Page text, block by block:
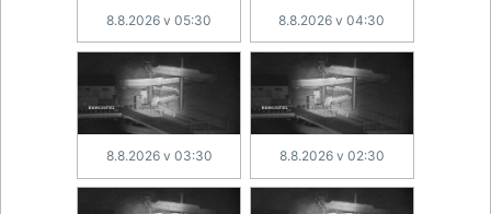
8.8.2026 v 05:30 8.8.2026 v 04:30
8.8.2026 v 03:30 8.8.2026 v 02:30